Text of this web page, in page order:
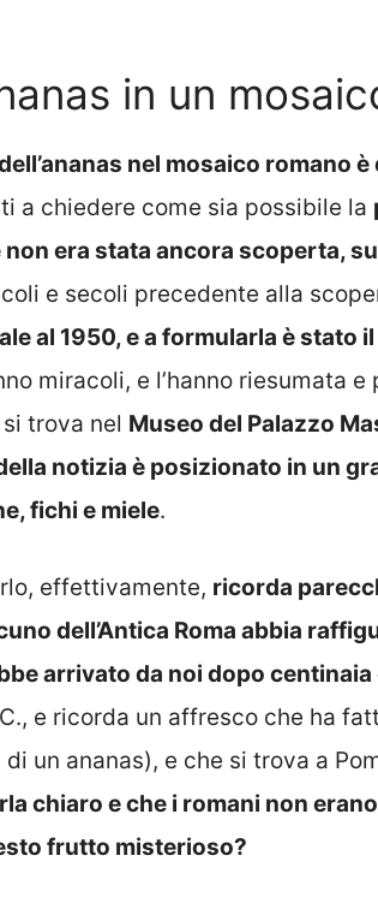
in un
nel mosaico romano
a chiedere come sia possibile la
era stata ancora scoperta,
e secoli precedente alla
al 1950, e a formularla è stato
miracoli, e l’hanno riesumata
trova nel Museo del Palazzo
notizia è posizionato in un
fichi e miele.
effettivamente, ricorda
dell’Antica Roma abbia
arrivato da noi dopo centinaia
e ricorda un affresco che ha
di un ananas), e che si trova a
chiaro e che i romani non
frutto misterioso?